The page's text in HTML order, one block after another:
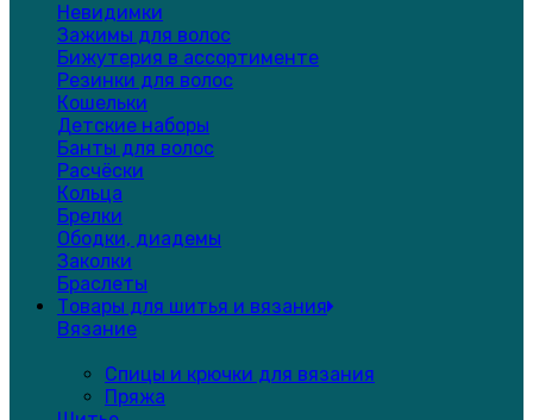
Невидимки
Зажимы для волос
Бижутерия в ассортименте
Резинки для волос
Кошельки
Детские наборы
Банты для волос
Расчёски
Кольца
Брелки
Ободки, диадемы
Заколки
Браслеты
Товары для шитья и вязания
Вязание
Спицы и крючки для вязания
Пряжа